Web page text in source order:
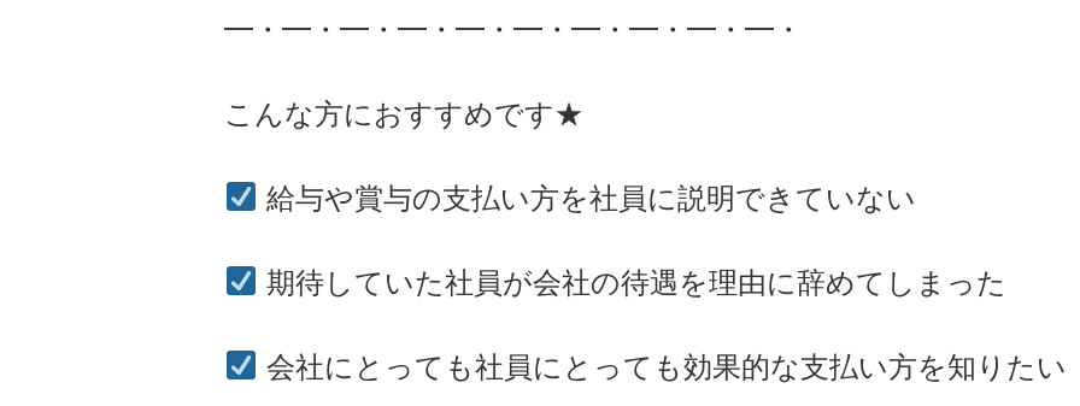
━・━・━・━・━・━・━・━・━・━・
こんな方におすすめです★
給与や賞与の支払い方を社員に説明できていない
期待していた社員が会社の待遇を理由に辞めてしまった
会社にとっても社員にとっても効果的な支払い方を知りたい